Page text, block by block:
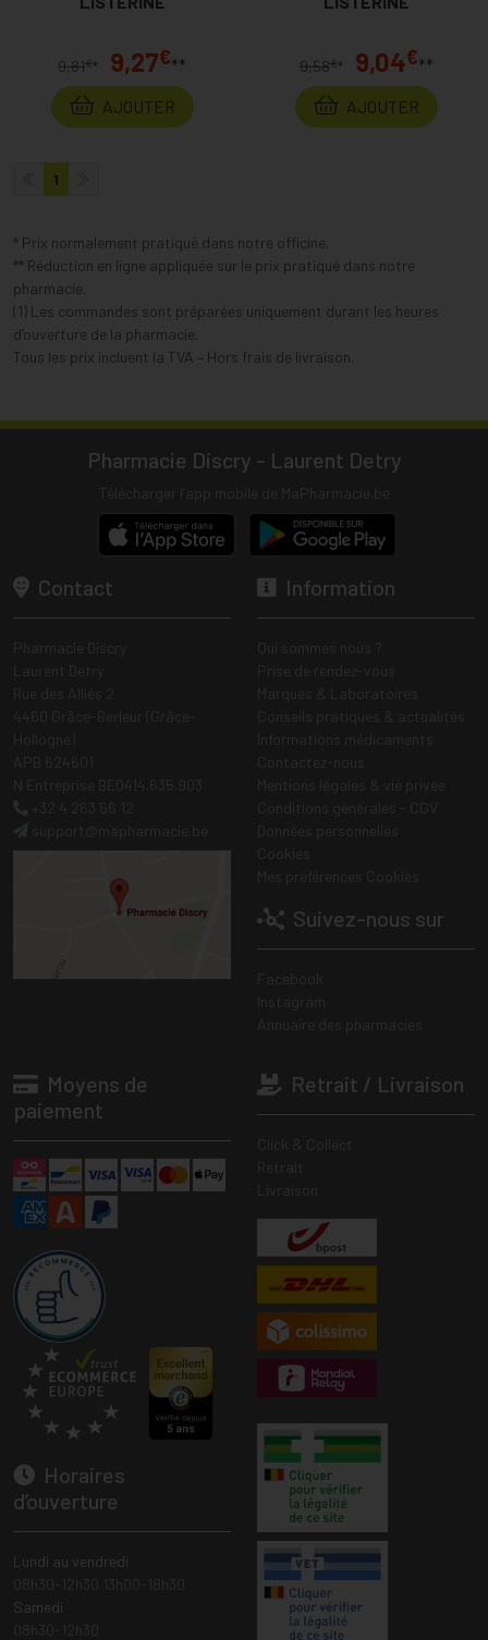
9,81€* 9,27€**
AJOUTER
9,58€ * 9,04€**
AJOUTER
1
* Prix normalement pratiqué dans notre officine.
** Réduction en ligne appliquée sur le prix pratiqué dans notre
pharmacie.
(1) Les commandes sont préparées uniquement durant les heures
d’ouverture de la pharmacie.
Tous les prix incluent la TVA – Hors frais de livraison.
Pharmacie Discry - Laurent Detry
Contact Information
Suivez-nous sur
Moyens de
paiement
Horaires
d’ouverture
Lundi au vendredi
Samedi
Retrait / Livraison